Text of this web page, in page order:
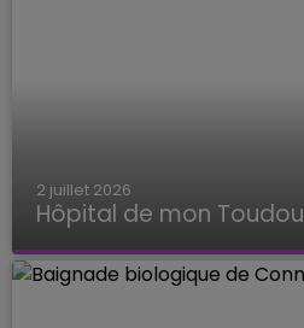
2 juillet 2026
Hôpital de mon Toudou
Hôpital de mon Toudou